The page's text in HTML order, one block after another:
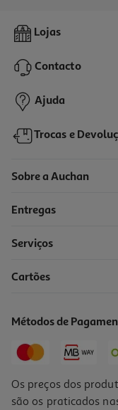
Tira Nódoas
5,49 €
-37%
Price reduced from
8,49 €to
Promoção
Lojas
Contacto
Ajuda
Trocas e
Sobre a Auchan
Entregas
Serviços
Cartões
Métodos de
Os preços dos
são os praticados